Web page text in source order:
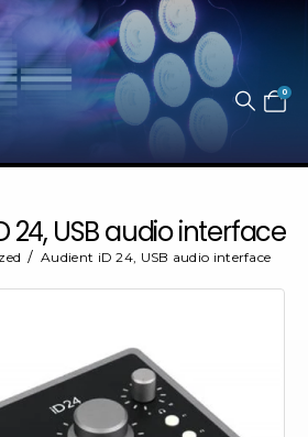
0
24, USB audio interface
Audient iD 24, USB audio interface